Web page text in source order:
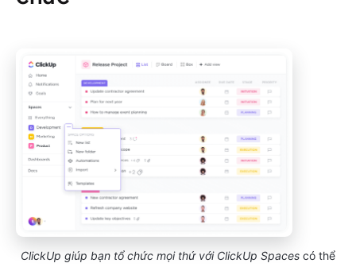
ClickUp giúp bạn tổ chức mọi thứ với ClickUp Spaces có thể